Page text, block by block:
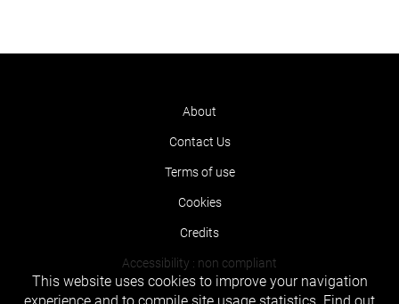
About
Contact Us
Terms of use
Cookies
Credits
Accessibility : non compliant
This website uses cookies to improve your navigation